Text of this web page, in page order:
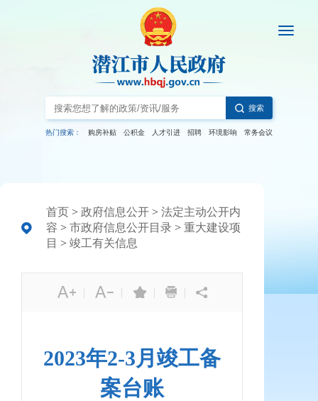
搜索
热门搜索： 购房补贴 公积金 人才引进 招聘 环境影响 常务会议
首页 > 政府信息公开 > 法定主动公开内
容 > 市政府信息公开目录 > 重大建设项
目 > 竣工有关信息
| | | |
2023年2-3月竣工备
案台账